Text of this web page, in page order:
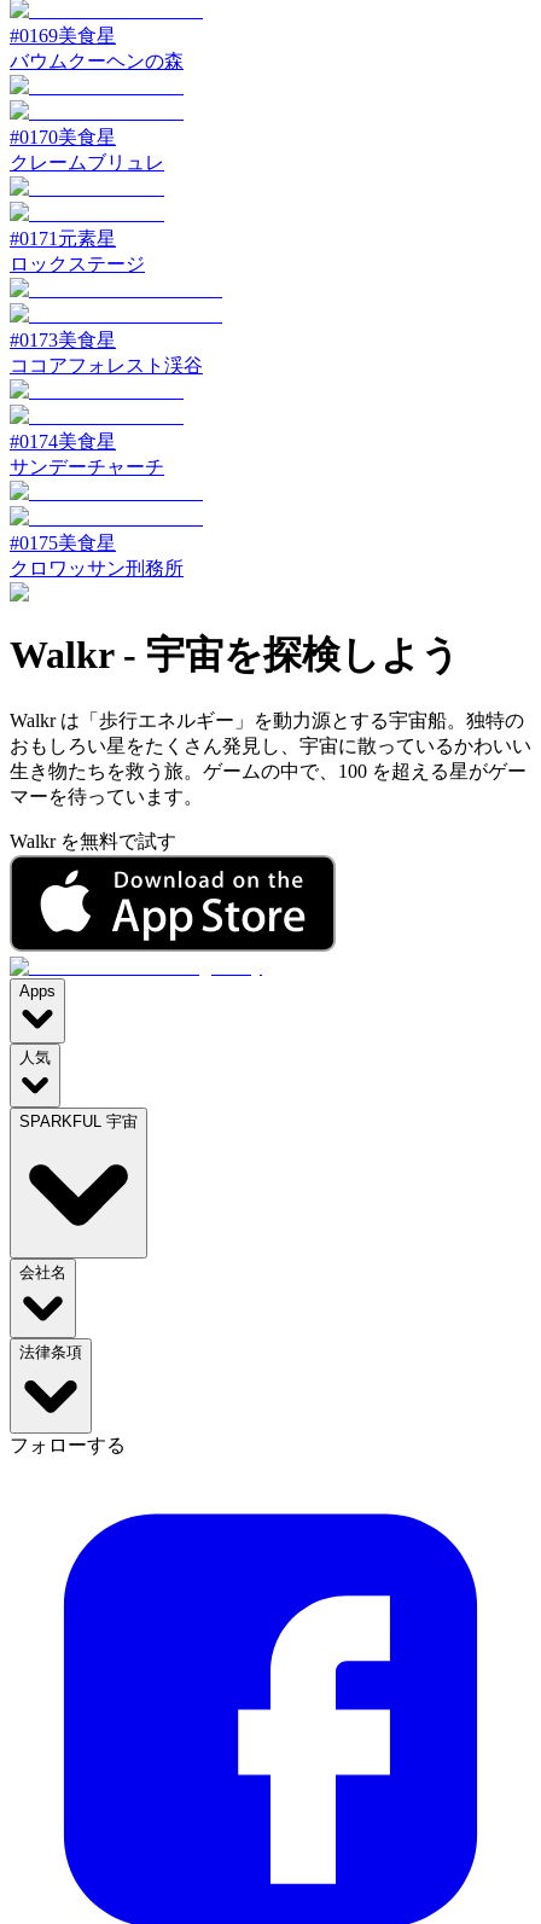
#0169美食星
バウムクーヘンの森
#0170美食星
クレームブリュレ
#0171 元素星
ロックステージ
#0173美食星
ココアフォレスト渓谷
#0174美食星
サンデーチャーチ
#0175美食星
クロワッサン刑務所
Walkr- 宇宙を探検しよう
Walkr は「歩行エネルギー」を動力源とする宇宙船。独特の
おもしろい星をたくさん発見し、宇宙に散っているかわいい
生き物たちを救う旅。ゲームの中で、100 を超える星がゲー
マーを待っています。
Walkr を無料で試す
Apps
人気
SPARKFUL 宇宙
会社名
法律条項
フォローする